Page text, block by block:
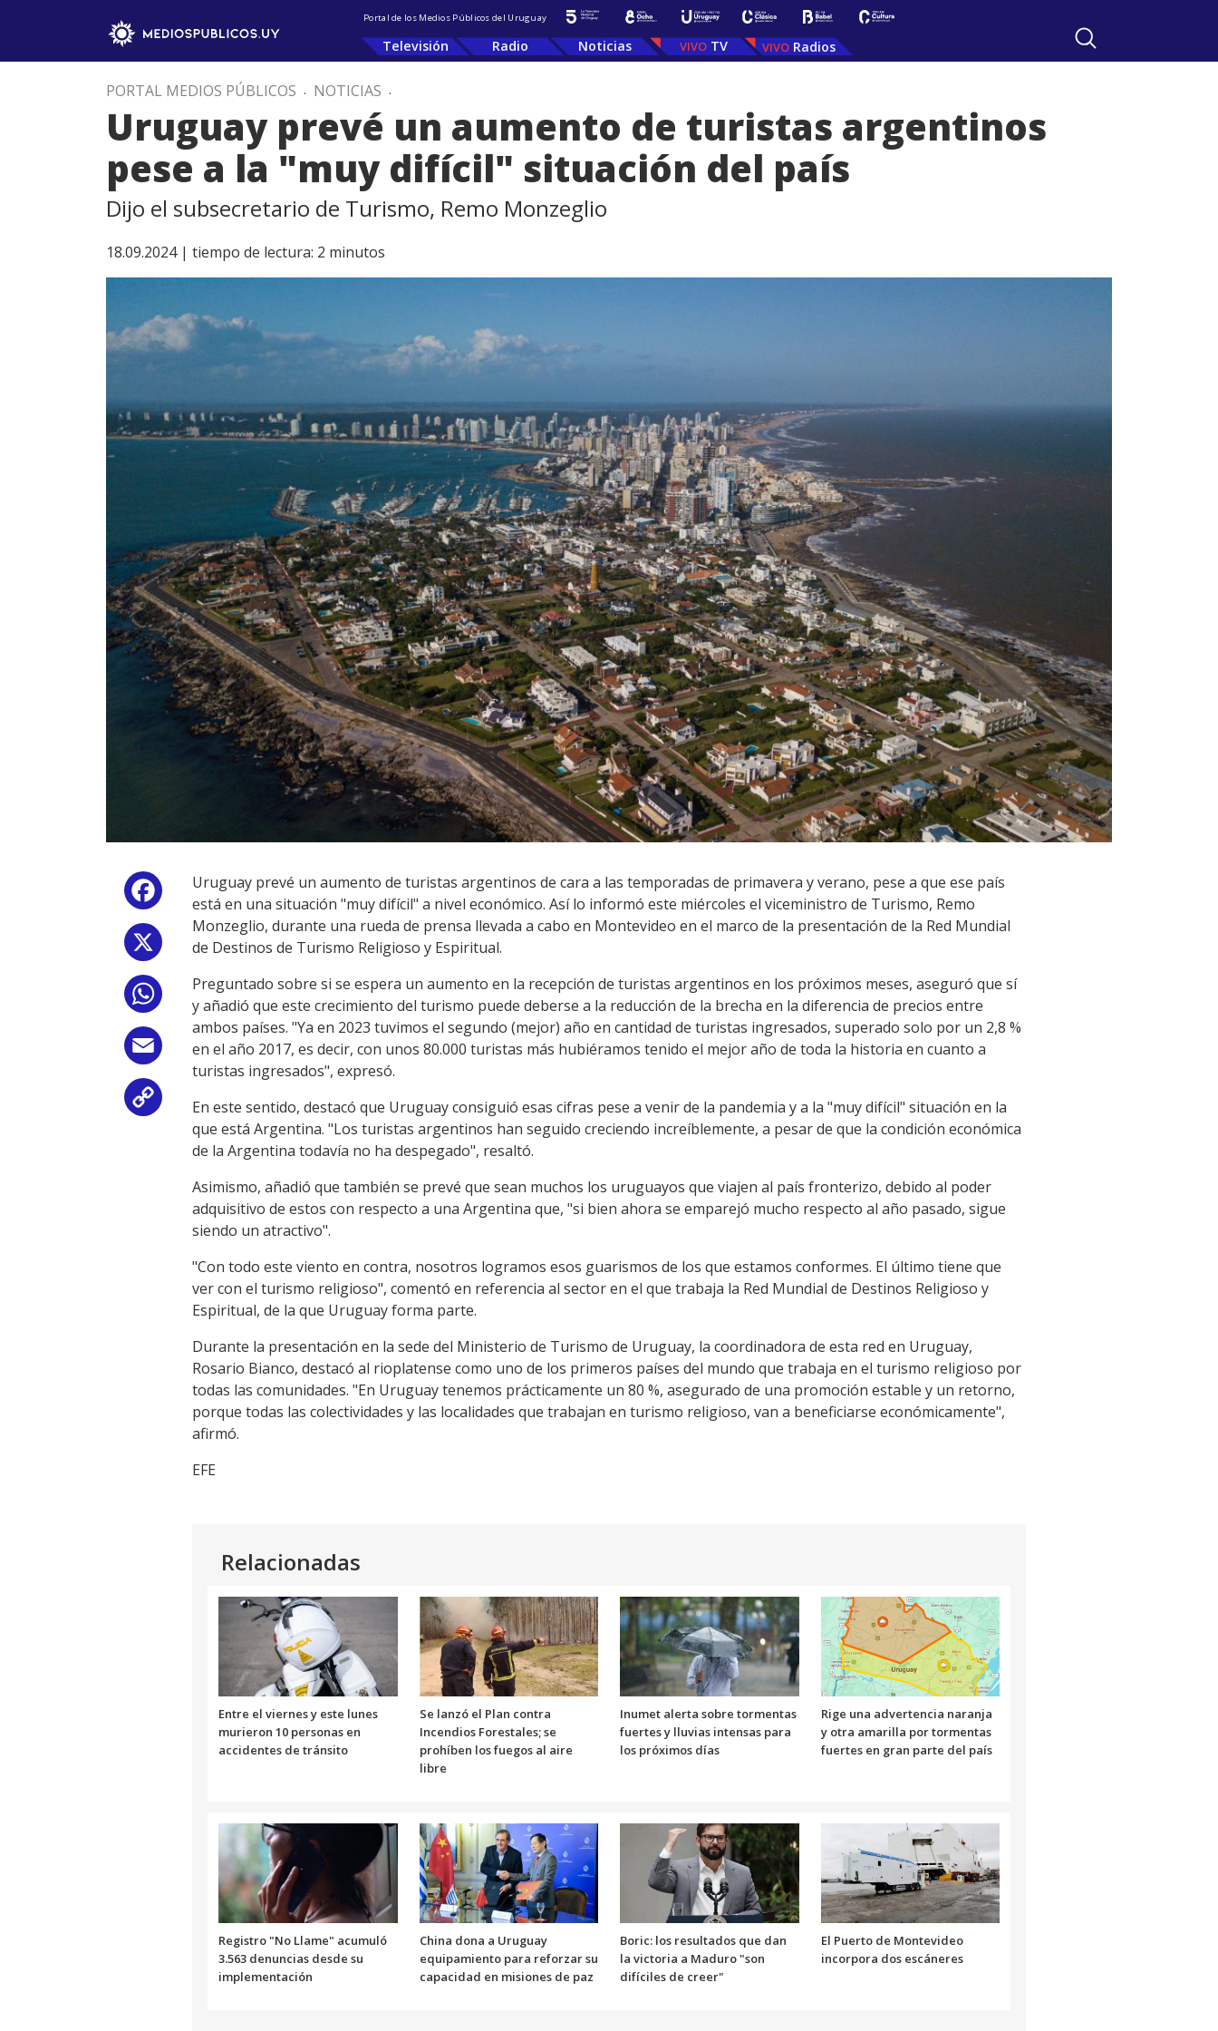
Portal de los Medios Públicos del Uruguay
Televisión Radio Noticias TV Radios
PORTAL MEDIOS PÚBLICOS . NOTICIAS .
Uruguay prevé un aumento de turistas argentinos
pese a la "muy difícil" situación del país
Dijo el subsecretario de Turismo, Remo Monzeglio
18.09.2024 | tiempo de lectura: 2 minutos
Facebook
WhatsApp
Email
Copy
Link
Uruguay prevé un aumento de turistas argentinos de cara a las temporadas de primavera y verano, pese a que ese país
está en una situación "muy difícil" a nivel económico. Así lo informó este miércoles el viceministro de Turismo, Remo
Monzeglio, durante una rueda de prensa llevada a cabo en Montevideo en el marco de la presentación de la Red Mundial
de Destinos de Turismo Religioso y Espiritual.
Preguntado sobre si se espera un aumento en la recepción de turistas argentinos en los próximos meses, aseguró que sí
y añadió que este crecimiento del turismo puede deberse a la reducción de la brecha en la diferencia de precios entre
ambos países. "Ya en 2023 tuvimos el segundo (mejor) año en cantidad de turistas ingresados, superado solo por un 2,8 %
en el año 2017, es decir, con unos 80.000 turistas más hubiéramos tenido el mejor año de toda la historia en cuanto a
turistas ingresados", expresó.
En este sentido, destacó que Uruguay consiguió esas cifras pese a venir de la pandemia y a la "muy difícil" situación en la
que está Argentina. "Los turistas argentinos han seguido creciendo increíblemente, a pesar de que la condición económica
de la Argentina todavía no ha despegado", resaltó.
Asimismo, añadió que también se prevé que sean muchos los uruguayos que viajen al país fronterizo, debido al poder
adquisitivo de estos con respecto a una Argentina que, "si bien ahora se emparejó mucho respecto al año pasado, sigue
siendo un atractivo".
"Con todo este viento en contra, nosotros logramos esos guarismos de los que estamos conformes. El último tiene que
ver con el turismo religioso", comentó en referencia al sector en el que trabaja la Red Mundial de Destinos Religioso y
Espiritual, de la que Uruguay forma parte.
Durante la presentación en la sede del Ministerio de Turismo de Uruguay, la coordinadora de esta red en Uruguay,
Rosario Bianco, destacó al rioplatense como uno de los primeros países del mundo que trabaja en el turismo religioso por
todas las comunidades. "En Uruguay tenemos prácticamente un 80 %, asegurado de una promoción estable y un retorno,
porque todas las colectividades y las localidades que trabajan en turismo religioso, van a beneficiarse económicamente",
afirmó.
EFE
Relacionadas
Entre el viernes y este lunes
murieron 10 personas en
accidentes de tránsito
Se lanzó el Plan contra
Incendios Forestales; se
prohíben los fuegos al aire
libre
Inumet alerta sobre tormentas
fuertes y lluvias intensas para
los próximos días
Rige una advertencia naranja
y otra amarilla por tormentas
fuertes en gran parte del país
Registro "No Llame" acumuló
3.563 denuncias desde su
implementación
China dona a Uruguay
equipamiento para reforzar su
capacidad en misiones de paz
Boric: los resultados que dan
la victoria a Maduro "son
difíciles de creer"
El Puerto de Montevideo
incorpora dos escáneres